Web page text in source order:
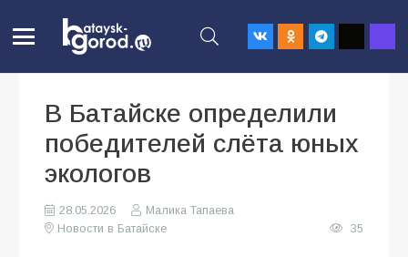
В Батайске определили
победителей слёта юных
экологов
28.05.2026
Малика Тапаева
Новости в Батайске
35